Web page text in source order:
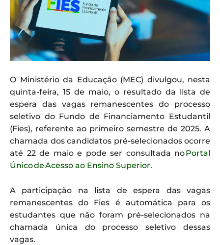
O Ministério da Educação (MEC) divulgou, nesta
quinta-feira, 15 de maio, o resultado da lista de
espera das vagas remanescentes do processo
seletivo do Fundo de Financiamento Estudantil
(Fies), referente ao primeiro semestre de 2025. A
chamada dos candidatos pré-selecionados ocorre
até 22 de maio e pode ser consultada noPortal
Único de Acesso ao Ensino Superior.
A participação na lista de espera das vagas
remanescentes do Fies é automática para os
estudantes que não foram pré-selecionados na
chamada única do processo seletivo dessas
vagas.